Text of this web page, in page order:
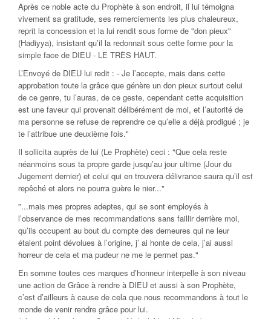
Après ce noble acte du Prophète à son endroit, il lui témoigna
vivement sa gratitude, ses remerciements les plus chaleureux,
reprit la concession et la lui rendit sous forme de "don pieux"
(Hadiyya), insistant qu’il la redonnait sous cette forme pour la
simple face de DIEU - LE TRÈS HAUT.
L’Envoyé de DIEU lui redit : - Je l’accepte, mais dans cette
approbation toute la grâce que génère un don pieux surtout celui
de ce genre, tu l’auras, de ce geste, cependant cette acquisition
est une faveur qui provenait délibérément de moi, et l’autorité de
ma personne se refuse de reprendre ce qu’elle a déjà prodigué ; je
te l’attribue une deuxième fois."
Il sollicita auprès de lui (Le Prophète) ceci : "Que cela reste
néanmoins sous ta propre garde jusqu’au jour ultime (Jour du
Jugement dernier) et celui qui en trouvera délivrance saura qu’il est
repêché et alors ne pourra guère le nier..."
"...mais mes propres adeptes, qui se sont employés à
l’observance de mes recommandations sans faillir derrière moi,
qu’ils occupent au bout du compte des demeures qui ne leur
étaient point dévolues à l’origine, j’ ai honte de cela, j’ai aussi
horreur de cela et ma pudeur ne me le permet pas."
En somme toutes ces marques d’honneur interpelle à son niveau
une action de Grâce à rendre à DIEU et aussi à son Prophète,
c’est d’ailleurs à cause de cela que nous recommandons à tout le
monde de venir rendre grâce pour lui.